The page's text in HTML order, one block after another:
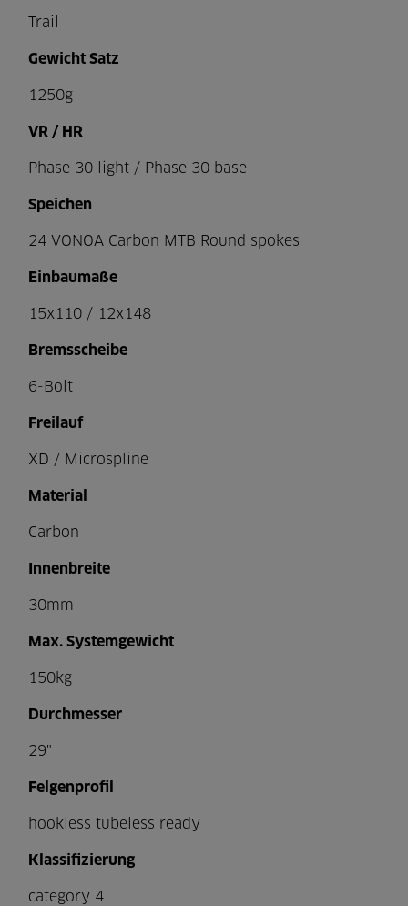
Trail
Gewicht Satz
1250g
VR / HR
Phase 30 light / Phase 30 base
Speichen
24 VONOA Carbon MTB Round spokes
Einbaumaße
15x110 / 12x148
Bremsscheibe
6-Bolt
Freilauf
XD / Microspline
Material
Carbon
Innenbreite
30mm
Max. Systemgewicht
150kg
Durchmesser
29"
Felgenprofil
hookless tubeless ready
Klassifizierung
category 4